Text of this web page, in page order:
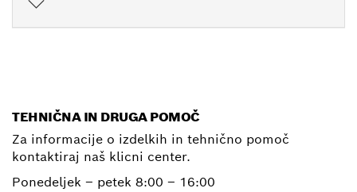
TEHNIČNA IN DRUGA POMOČ
Za informacije o izdelkih in tehnično pomoč
kontaktiraj naš klicni center.
Ponedeljek – petek 8:00 – 16:00